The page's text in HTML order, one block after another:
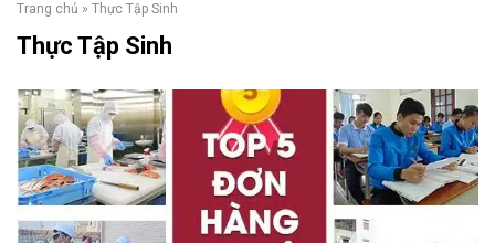
Trang chủ » Thực Tập Sinh
Thực Tập Sinh